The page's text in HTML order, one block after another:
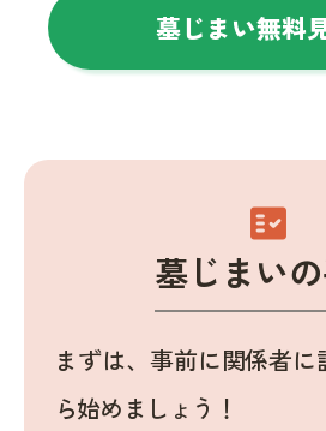
墓じまい無料
fact_check
墓じまい
まずは、事前に関係者
ら始めましょう！